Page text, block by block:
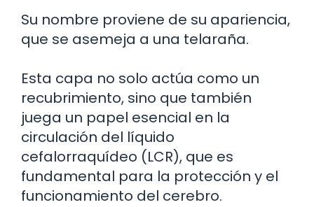
Su nombre proviene de su apariencia,
que se asemeja a una telaraña.
Esta capa no solo actúa como un
recubrimiento, sino que también
juega un papel esencial en la
circulación del líquido
cefalorraquídeo (LCR), que es
fundamental para la protección y el
funcionamiento del cerebro.